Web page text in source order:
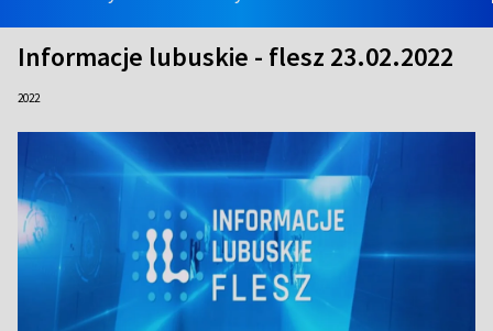
Informacje lubuskie - flesz 23.02.2022
2022